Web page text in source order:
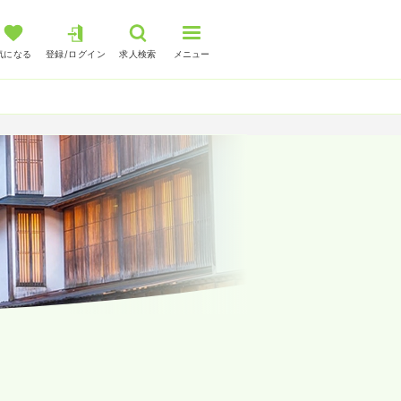
になる 登録/ログイン 求人検索 メニュー